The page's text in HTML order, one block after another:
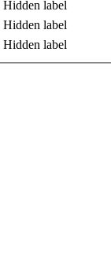
Hidden label
Hidden label
Hidden label